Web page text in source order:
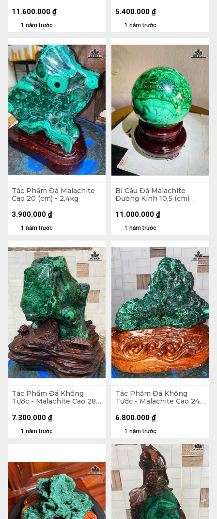
1 năm trước
11.600.000 ₫
1 năm trước
5.400.000 ₫
Tác Phẩm Đá Malachite
Cao 20 (cm) - 2,4kg
1 năm trước
3.900.000 ₫
Bi Cầu Đá Malachite
Đường Kính 10,5 (cm)
1 năm trước
11.000.000 ₫
Tác Phẩm Đá Khổng
Tước - Malachite Cao 28
1 năm trước
7.300.000 ₫
Tác Phẩm Đá Khổng
Tước - Malachite Cao 24
1 năm trước
6.800.000 ₫